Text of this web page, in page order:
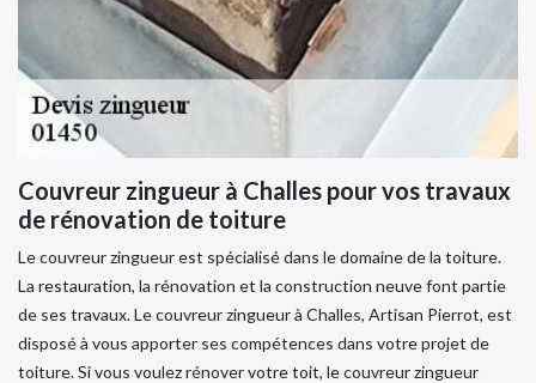
Couvreur zingueur à Challes pour vos travaux
de rénovation de toiture
Le couvreur zingueur est spécialisé dans le domaine de la toiture.
La restauration, la rénovation et la construction neuve font partie
de ses travaux. Le couvreur zingueur à Challes, Artisan Pierrot, est
disposé à vous apporter ses compétences dans votre projet de
toiture. Si vous voulez rénover votre toit, le couvreur zingueur